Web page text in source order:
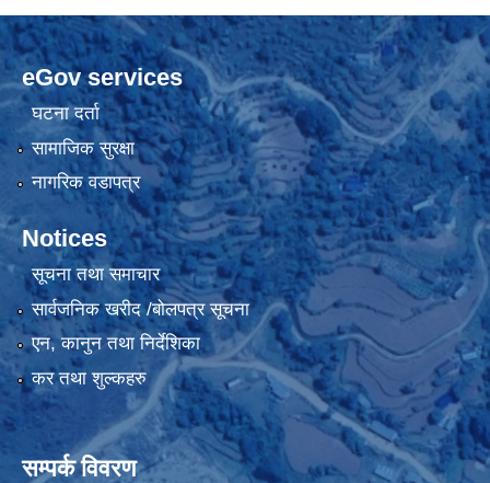
eGov services
घटना दर्ता
सामाजिक सुरक्षा
नागरिक वडापत्र
Notices
सूचना तथा समाचार
सार्वजनिक खरीद /बोलपत्र सूचना
एन, कानुन तथा निर्देशिका
कर तथा शुल्कहरु
सम्पर्क विवरण